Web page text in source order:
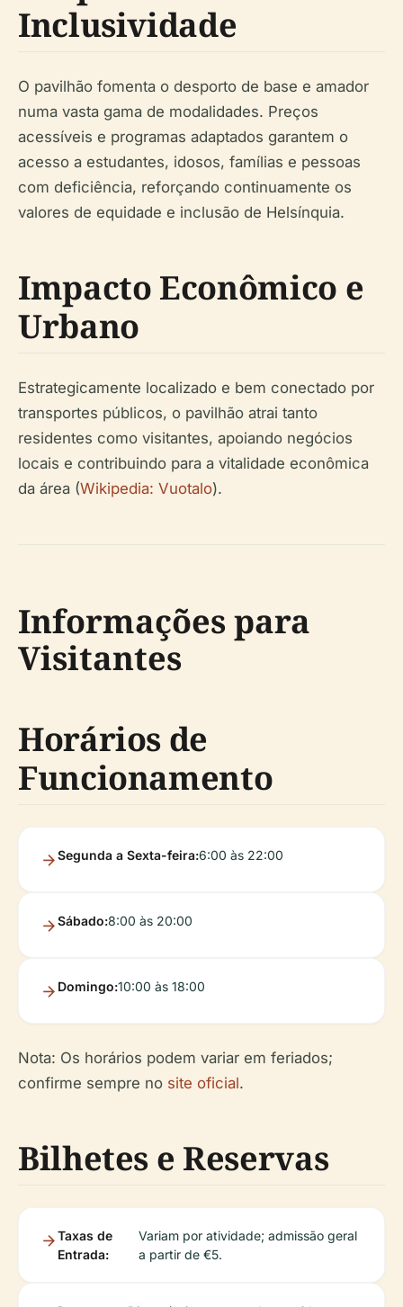
Inclusividade
O pavilhão fomenta o desporto de base e amador
numa vasta gama de modalidades. Preços
acessíveis e programas adaptados garantem o
acesso a estudantes, idosos, famílias e pessoas
com deficiência, reforçando continuamente os
valores de equidade e inclusão de Helsínquia.
Impacto Econômico e
Urbano
Estrategicamente localizado e bem conectado por
transportes públicos, o pavilhão atrai tanto
residentes como visitantes, apoiando negócios
locais e contribuindo para a vitalidade econômica
da área (Wikipedia: Vuotalo).
Informações para
Visitantes
Horários de
Funcionamento
Segunda a Sexta-feira:6:00 às 22:00
Sábado:8:00 às 20:00
Domingo:10:00 às 18:00
Nota: Os horários podem variar em feriados;
confirme sempre no site oficial.
Bilhetes e Reservas
Taxas de
Entrada:
Variam por atividade; admissão geral
a partir de €5.